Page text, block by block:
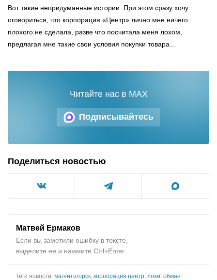
Вот такие непридуманные истории. При этом сразу хочу
оговориться, что корпорация «Центр» лично мне ничего
плохого не сделала, разве что посчитала меня лохом,
предлагая мне такие свои условия покупки товара…
Подписывайтесь
Читайте нас в MAX
Поделиться новостью
Матвей Ермаков
Если вы заметили ошибку в тексте,
выделите ее и нажмите Ctrl+Enter
Теги новости: магнитогорск корпорация центр лохи обман